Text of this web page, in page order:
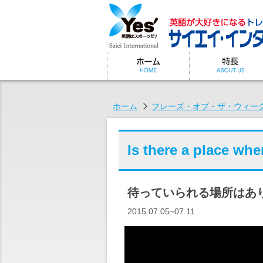
ホーム フレーズ・オブ・ザ・ウィー
Is there a place
待っていられる場所はあ
2015.07.05~07.11